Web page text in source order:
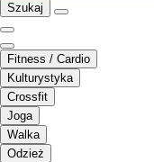
Szukaj
Fitness / Cardio
Kulturystyka
Crossfit
Joga
Walka
Odzież